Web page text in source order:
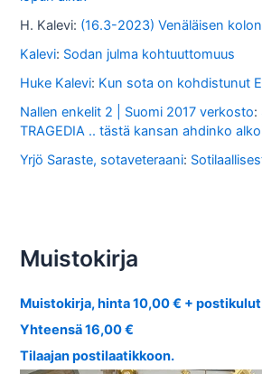
H. Kalevi: (16.3-2023) Venäläisen
Kalevi: Sodan julma kohtuuttomuus
Huke Kalevi: Kun sota on kohdistunut
Nallen enkelit 2 | Suomi 2017 verkosto:
TRAGEDIA .. tästä kansan ahdinko
Yrjö Saraste, sotaveteraani:
Muistokirja
Muistokirja, hinta 10,00 € + postikulut
Yhteensä 16,00 €
Tilaajan postilaatikkoon.